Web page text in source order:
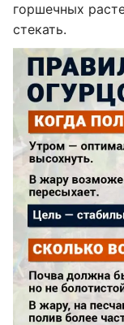
горшечных
стекать.